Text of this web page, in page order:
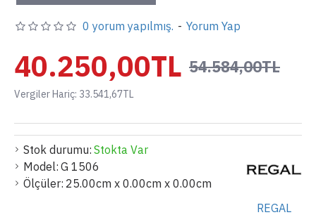
Stok durumu: Stokta Var
Model: G 1506
Ölçüler: 25.00cm x 0.00cm x 0.00cm
REGAL
0 yorum yapılmış. - Yorum Yap
40.250,00TL 54.584,00TL
Vergiler Hariç: 33.541,67TL